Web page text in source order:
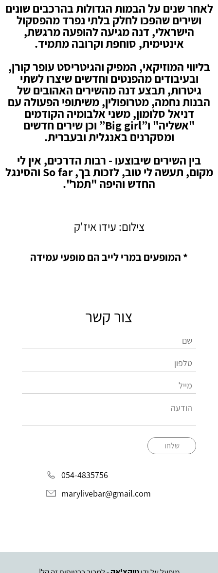
לאחר שנים על הבמות הגדולות בהרכבים שונים
ושירים שהפכו לחלק בלתי נפרד מהפסקול
הישראלי, דנה מגיעה להופעה מרגשת,
אינטימית, סוחפת וקרובה מתמיד.
בליווי המוזיקאי, המפיק והגיטריסט עופר קורן,
ובעיבודים מהפנטים וחדשים שיצרו לשתי
גיטרות, תבצע דנה מהשירים האהובים של
הבנות נחמה, מטרופולין, משיתופי הפעולה עם
דניאל סלומון, משני אלבומיה הקודמים
"אשליה" ו”Big girl” וכן שירים חדשים
ומסקרנים באנגלית ובעברית.
בין השירים שיבוצעו - רבות הדרכים, אין לי
מקום, תעשה לי טוב, לזכות בך, So far והסינגל
החדש והיפה "תמר".
צילום: עידו איז'ק
* המופעים במרי לייב הם מופעי עמידה
צור קשר
שלחו
054-4835756
marylivebar@gmail.com